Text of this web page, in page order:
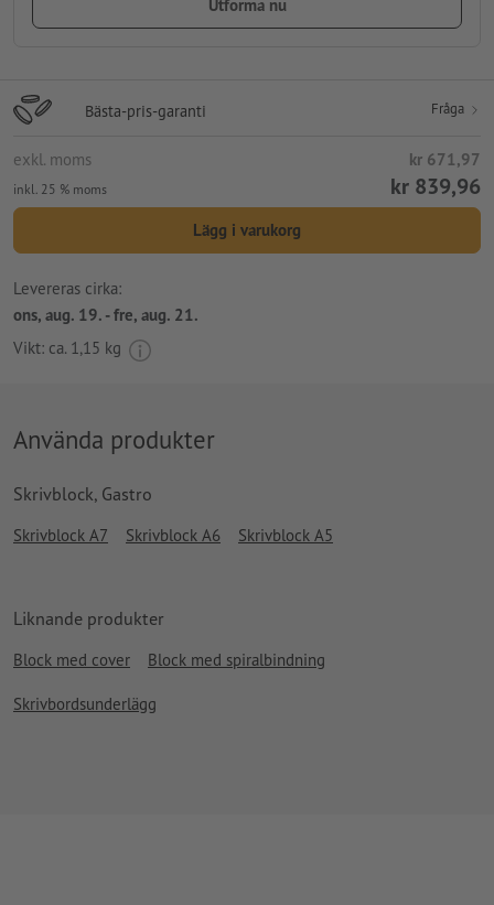
Utforma nu
Bästa-pris-garanti Fråga
exkl. moms kr 671,97
inkl. 25 % moms kr 839,96
Lägg i varukorg
Levereras cirka:
ons, aug. 19. - fre, aug. 21.
Vikt: ca. 1,15 kg
Använda produkter
Skrivblock, Gastro
Skrivblock A7 Skrivblock A6 Skrivblock A5
Liknande produkter
Block med cover Block med spiralbindning
Skrivbordsunderlägg